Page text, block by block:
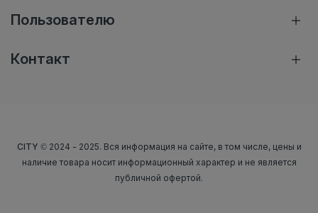
Пользователю
Контакт
CITY © 2024 - 2025. Вся информация на сайте, в том числе, цены и
наличие товара носит информационный характер и не является
публичной офертой.